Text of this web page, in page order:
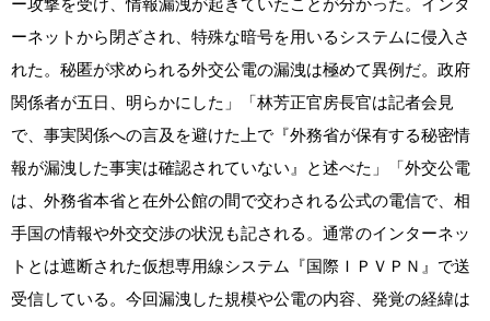
ー攻撃を受け、情報漏洩が起きていたことが分かった。インタ
ーネットから閉ざされ、特殊な暗号を用いるシステムに侵入さ
れた。秘匿が求められる外交公電の漏洩は極めて異例だ。政府
関係者が五日、明らかにした」「林芳正官房長官は記者会見
で、事実関係への言及を避けた上で『外務省が保有する秘密情
報が漏洩した事実は確認されていない』と述べた」「外交公電
は、外務省本省と在外公館の間で交わされる公式の電信で、相
手国の情報や外交交渉の状況も記される。通常のインターネッ
トとは遮断された仮想専用線システム『国際ＩＰＶＰＮ』で送
受信している。今回漏洩した規模や公電の内容、発覚の経緯は